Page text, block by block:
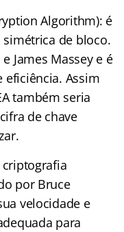
Algorithm): é
de bloco.
James Massey e é
eficiência. Assim
também seria
de chave
por Bruce
velocidade e
para